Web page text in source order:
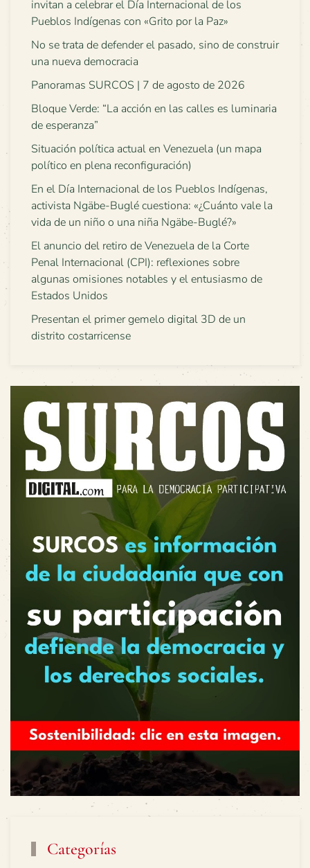
invitan a celebrar el Día Internacional de los
Pueblos Indígenas con «Grito por la Paz»
No se trata de defender el pasado, sino de construir
una nueva democracia
Panoramas SURCOS | 7 de agosto de 2026
Bloque Verde: “La acción en las calles es luminaria
de esperanza”
Situación política actual en Venezuela (un mapa
político en plena reconfiguración)
En el Día Internacional de los Pueblos Indígenas,
activista Ngäbe-Buglé cuestiona: «¿Cuánto vale la
vida de un niño o una niña Ngäbe-Buglé?»
El anuncio del retiro de Venezuela de la Corte
Penal Internacional (CPI): reflexiones sobre
algunas omisiones notables y el entusiasmo de
Estados Unidos
Presentan el primer gemelo digital 3D de un
distrito costarricense
Categorías